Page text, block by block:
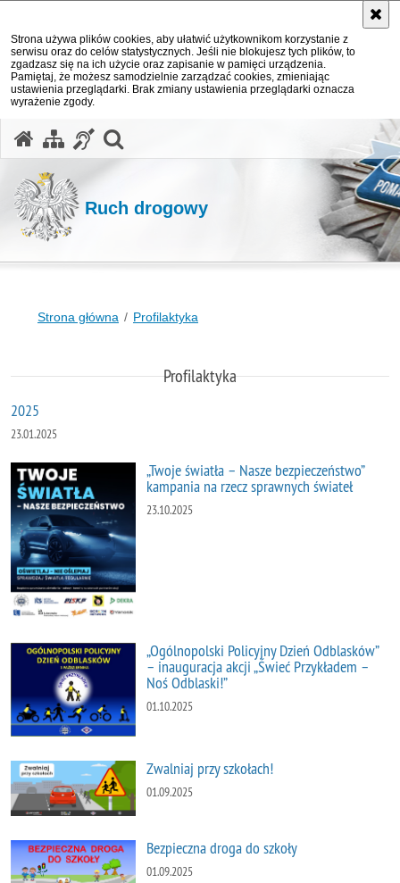
Strona używa plików cookies, aby ułatwić użytkownikom korzystanie z
serwisu oraz do celów statystycznych. Jeśli nie blokujesz tych plików, to
zgadzasz się na ich użycie oraz zapisanie w pamięci urządzenia.
Pamiętaj, że możesz samodzielnie zarządzać cookies, zmieniając
ustawienia przeglądarki. Brak zmiany ustawienia przeglądarki oznacza
wyrażenie zgody.
Ruch drogowy
Strona główna Profilaktyka
Profilaktyka
2025
23.01.2025
„Twoje światła – Nasze bezpieczeństwo”
kampania na rzecz sprawnych świateł
23.10.2025
„Ogólnopolski Policyjny Dzień Odblasków”
– inauguracja akcji „Świeć Przykładem –
Noś Odblaski!”
01.10.2025
Zwalniaj przy szkołach!
01.09.2025
Bezpieczna droga do szkoły
01.09.2025